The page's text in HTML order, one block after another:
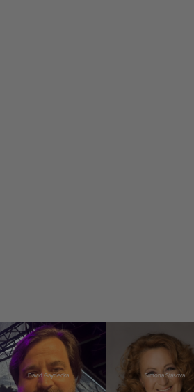
David Gaydečka Simona Stašová